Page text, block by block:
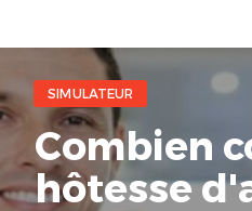
SIMULATEUR
Combien
hôtesse